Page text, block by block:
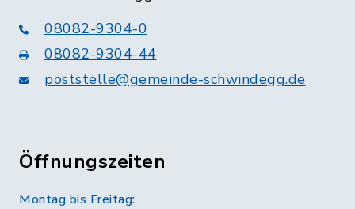
08082-9304-0
08082-9304-44
poststelle@gemeinde-schwindegg.de
Öffnungszeiten
Montag bis Freitag: